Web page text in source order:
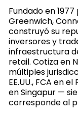
Fundado en
Greenwich,
construyó su
inversores y
infraestructura
retail. Cotiza en
múltiples
EE.UU., FCA en
en Singapur —
corresponde al